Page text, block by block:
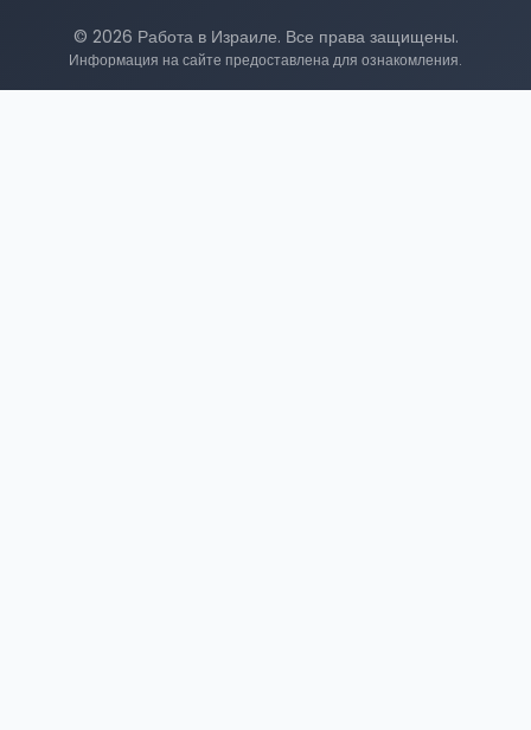
© 2026 Работа в Израиле. Все права защищены.
Информация на сайте предоставлена для ознакомления.